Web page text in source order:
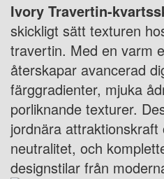
Ivory Travertin-
skickligt sätt texturen
travertin. Med en varm
återskapar avancerad
färggradienter, mjuka
porliknande texturer.
jordnära attraktionskraft
neutralitet, och
designstilar från